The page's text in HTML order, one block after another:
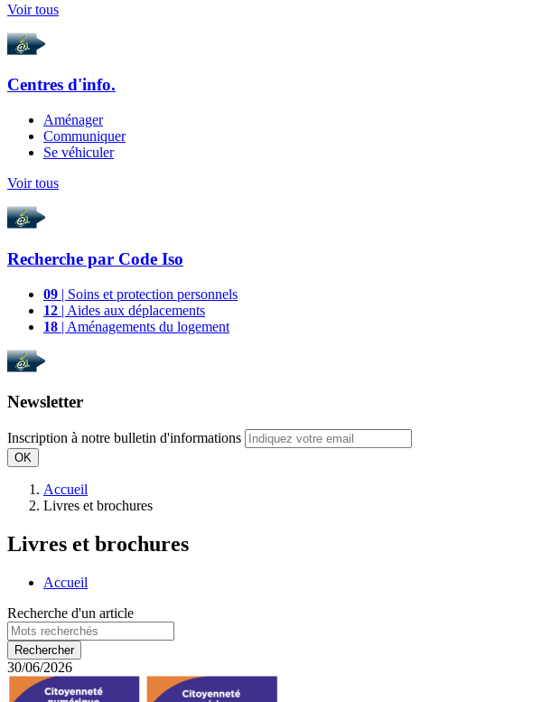
Voir tous
Centres d'info.
Aménager
Communiquer
Se véhiculer
Voir tous
Recherche par Code Iso
09 | Soins et protection personnels
12 | Aides aux déplacements
18 | Aménagements du logement
Newsletter
Inscription à notre bulletin d'informations
OK
Accueil
Livres et brochures
Livres et brochures
Accueil
Recherche d'un article
30/06/2026